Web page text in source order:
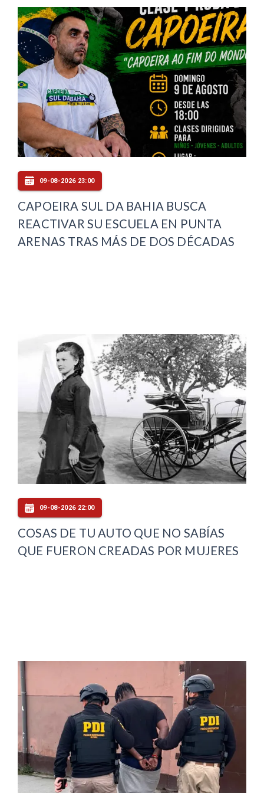
09-08-2026 23:00
CAPOEIRA SUL DA BAHIA BUSCA
REACTIVAR SU ESCUELA EN PUNTA
ARENAS TRAS MÁS DE DOS DÉCADAS
09-08-2026 22:00
COSAS DE TU AUTO QUE NO SABÍAS
QUE FUERON CREADAS POR MUJERES